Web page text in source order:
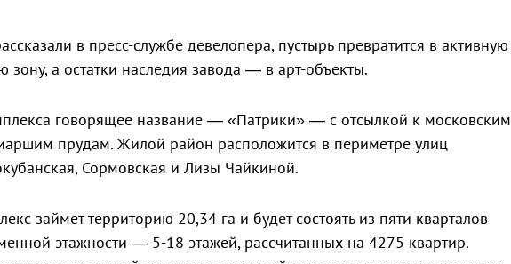
в пресс-службе девелопера, пустырь превратится в активную
зону, а остатки наследия завода — в арт-объекты.
говорящее название — «Патрики» — с отсылкой к московским
прудам. Жилой район расположится в периметре улиц
Сормовская и Лизы Чайкиной.
займет территорию 20,34 га и будет состоять из пяти кварталов
этажности — 5-18 этажей, рассчитанных на 4275 квартир.